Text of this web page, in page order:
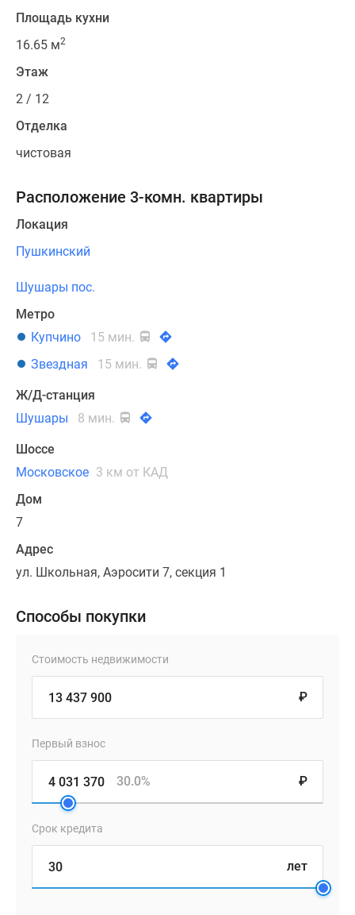
Площадь кухни
16.65 м2
Этаж
2 / 12
Отделка
чистовая
Расположение 3-комн. квартиры
Локация
Пушкинский
Шушары пос.
Метро
Купчино
15 мин.
Звездная
15 мин.
Ж/Д-станция
Шушары
8 мин.
Шоссе
Московское 3 км от КАД
Дом
7
Адрес
ул. Школьная, Аэросити 7, секция 1
Способы покупки
Стоимость недвижимости
₽
Первый взнос
₽
30.0%
Срок кредита
лет